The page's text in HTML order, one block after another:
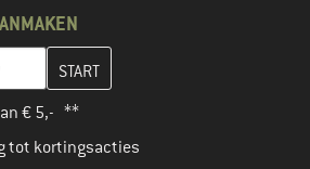
en maak in de volgende stap je
€ 5,- **
tot kortingsacties